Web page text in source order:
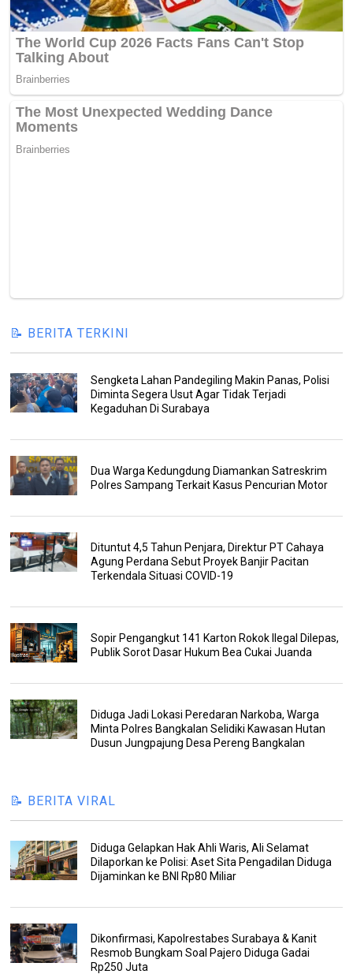
📝 BERITA TERKINI
Sengketa Lahan Pandegiling Makin Panas, Polisi
Diminta Segera Usut Agar Tidak Terjadi
Kegaduhan Di Surabaya
Dua Warga Kedungdung Diamankan Satreskrim
Polres Sampang Terkait Kasus Pencurian Motor
Dituntut 4,5 Tahun Penjara, Direktur PT Cahaya
Agung Perdana Sebut Proyek Banjir Pacitan
Terkendala Situasi COVID-19
Sopir Pengangkut 141 Karton Rokok Ilegal Dilepas,
Publik Sorot Dasar Hukum Bea Cukai Juanda
Diduga Jadi Lokasi Peredaran Narkoba, Warga
Minta Polres Bangkalan Selidiki Kawasan Hutan
Dusun Jungpajung Desa Pereng Bangkalan
📝 BERITA VIRAL
Diduga Gelapkan Hak Ahli Waris, Ali Selamat
Dilaporkan ke Polisi: Aset Sita Pengadilan Diduga
Dijaminkan ke BNI Rp80 Miliar
Dikonfirmasi, Kapolrestabes Surabaya & Kanit
Resmob Bungkam Soal Pajero Diduga Gadai
Rp250 Juta